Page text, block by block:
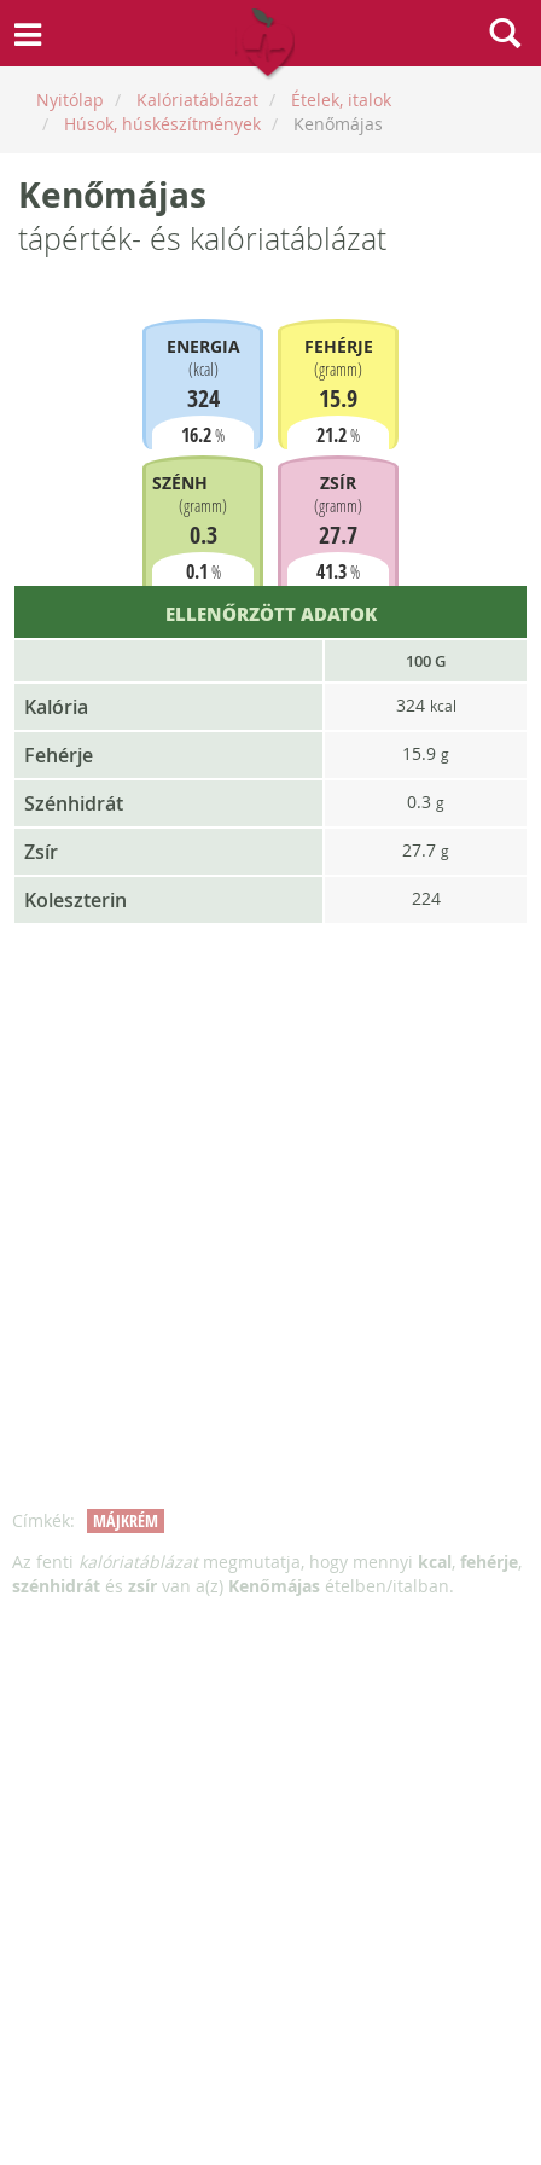
Nyitólap Kalóriatáblázat
Ételek, italok
Húsok, húskészítmények
Kenőmájas
Kenőmájas
tápérték- és kalóriatáblázat
ENERGIA
(kcal)
324
16.2%
FEHÉRJE
(gramm)
15.9
21.2%
SZÉNHIDRÁT
(gramm)
0.3
0.1 %
ZSÍR
(gramm)
27.7
41.3%
ELLENŐRZÖTT ADATOK
100 G
Kalória 324 kcal
Fehérje 15.9 g
Szénhidrát 0.3 g
Zsír 27.7 g
Koleszterin 224
Címkék:
MÁJKRÉM
Az fenti kalóriatáblázatmegmutatja, hogy mennyi kcal, fehérje,
szénhidrát és zsír van a(z) Kenőmájas ételben/italban.